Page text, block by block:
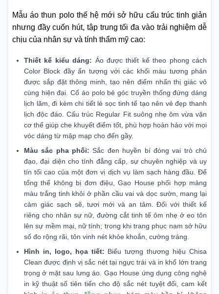
Mẫu áo thun polo thế hệ mới sở hữu cấu trúc tinh giản
nhưng đầy cuốn hút, tập trung tối đa vào trải nghiệm dễ
chịu của nhân sự và tính thẩm mỹ cao:
Thiết kế kiểu dáng: Áo được thiết kế theo phong cách
Color Block đầy ấn tượng với các khối màu tương phản
được sắp đặt thông minh, tạo nên điểm nhấn thị giác vô
cùng hiện đại. Cổ áo polo bẻ góc truyền thống đứng dáng
lịch lãm, đi kèm chi tiết lé sọc tinh tế tạo nên vẻ đẹp thanh
lịch độc đáo. Cấu trúc Regular Fit suông nhẹ ôm vừa vặn
cơ thể giúp che khuyết điểm tốt, phù hợp hoàn hảo với mọi
vóc dáng từ mập mạp cho đến gầy.
Màu sắc pha phối: Sắc đen huyền bí đóng vai trò chủ
đạo, đại diện cho tính đẳng cấp, sự chuyên nghiệp và uy
tín tối cao của một đơn vị dịch vụ làm sạch hàng đầu. Để
tổng thể không bị đơn điệu, Gạo House phối hợp mảng
màu trắng tinh khôi ở phần cầu vai và dọc sườn, mang lại
cảm giác sạch sẽ, tươi mới và an tâm. Đối với thiết kế
riêng cho nhân sự nữ, đường cắt tinh tế ôm nhẹ ở eo tôn
lên sự mềm mại, nữ tính; trong khi trang phục nam sở hữu
số đo rộng rãi, tôn vinh nét khỏe khoắn, cường tráng.
Hình in, logo, họa tiết: Biểu tượng thương hiệu Chisa
Clean được định vị sắc nét tại ngực trái và in khổ lớn trang
trọng ở mặt sau lưng áo. Gạo House ứng dụng công nghệ
in kỹ thuật số tiên tiến cho độ sắc nét tuyệt đối, cam kết